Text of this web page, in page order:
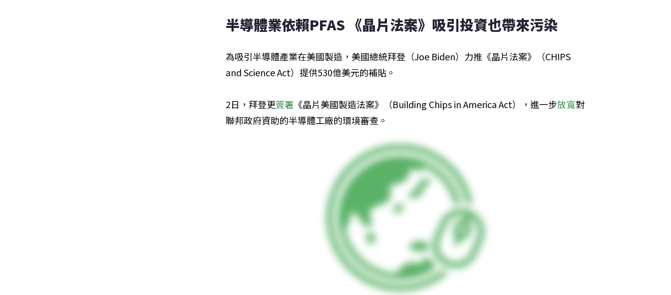
半導體業依賴PFAS 《晶片法案》吸引投資也帶來污染
為吸引半導體產業在美國製造，美國總統拜登（Joe Biden）力推《晶片法案》（CHIPS
and Science Act）提供530億美元的補貼。
2日，拜登更簽署 《晶片美國製造法案》（Building Chips in America Act），進一步放寬對
聯邦政府資助的半導體工廠的環境審查。